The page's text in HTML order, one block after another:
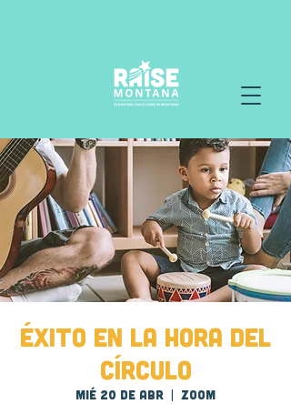
Éxito en la hora del
círculo
mié 20 de abr
  |
Zoom